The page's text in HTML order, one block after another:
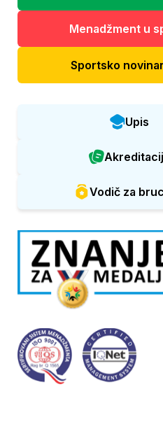
Menadžment u
Sportsko
Upis
Vodič za